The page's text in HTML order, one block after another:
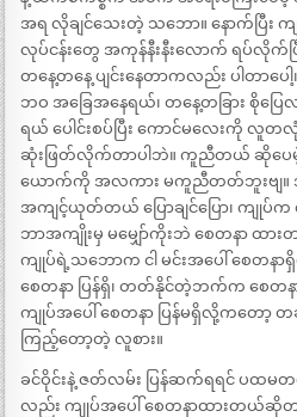
အရ လိုချင်သေးတဲ့ သဘော။ နောက်ပြီး
လုပ်ငန်းတွေ အကုန်နီးနီးလောက် ရပ်လိုက်ပ
တနေ့တနေ့ ပျင်းနေတာကလည်း ပါတာပေါ့
ဘဝ အခြေအနေရယ်၊ တနေ့တခြား စိုပ
ရယ် ပေါင်းစပ်ပြီး ကောင်မလေးကို လူ
ဆုံးဖြတ်လိုက်တာပါဘဲ။ ကူညီတယ် ဆိုပ
ယောက်ကို အလကား မကူညီတတ်ဘူးဗျ။ အတ္
အကျင့်ယုတ်တယ် ပြောချင်ပြော၊ ကျုပ်
ဘာအကျိုးမှ မမျှော်ကိုးဘဲ စေတနာ ထာ
ကျုပ်ရဲ့သဘောက ငါ မင်းအပေါ် စေတနာရှိ
စေတနာ ပြန်ရှိ၊ တတ်နိုင်တဲ့ဘက်က စေတနာ
ကျုပ်အပေါ် စေတနာ ပြန်မရှိလို့ကတော့ တ
ကြည့်တော့တဲ့ လူစား။
ခင်ဝိုင်းနဲ့ ဇတ်လမ်း ပြန်ဆက်ရရင် ပထ
လည်း ကျုပ်အပေါ် စေတနာထားတယ်ဆို